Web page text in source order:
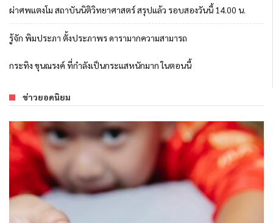
ผ่าศพแตงโม สถาบันนิติวิทยาศาสตร์ สรุปแล้ว รอบสองวันนี้ 14.00 น.
รู้จัก พิมประภา ตั้งประภาพร ดารามากความสามารถ
กระทิง ขุนณรงค์ ที่กำลังเป็นกระแสหนักมาก ในตอนนี้
ข่าวยอดนิยม